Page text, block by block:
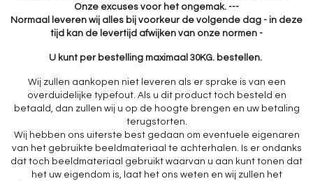
Onze excuses voor het ongemak. ---
Normaal leveren wij alles bij voorkeur de volgende dag - in deze
tijd kan de levertijd afwijken van onze normen -
U kunt per bestelling maximaal 30KG. bestellen.
Wij zullen aankopen niet leveren als er sprake is van een
overduidelijke typefout. Als u dit product toch besteld en
betaald, dan zullen wij u op de hoogte brengen en uw betaling
terugstorten.
Wij hebben ons uiterste best gedaan om eventuele eigenaren
van het gebruikte beeldmateriaal te achterhalen. Is er ondanks
dat toch beeldmateriaal gebruikt waarvan u aan kunt tonen dat
het uw eigendom is, laat het ons weten en wij zullen het